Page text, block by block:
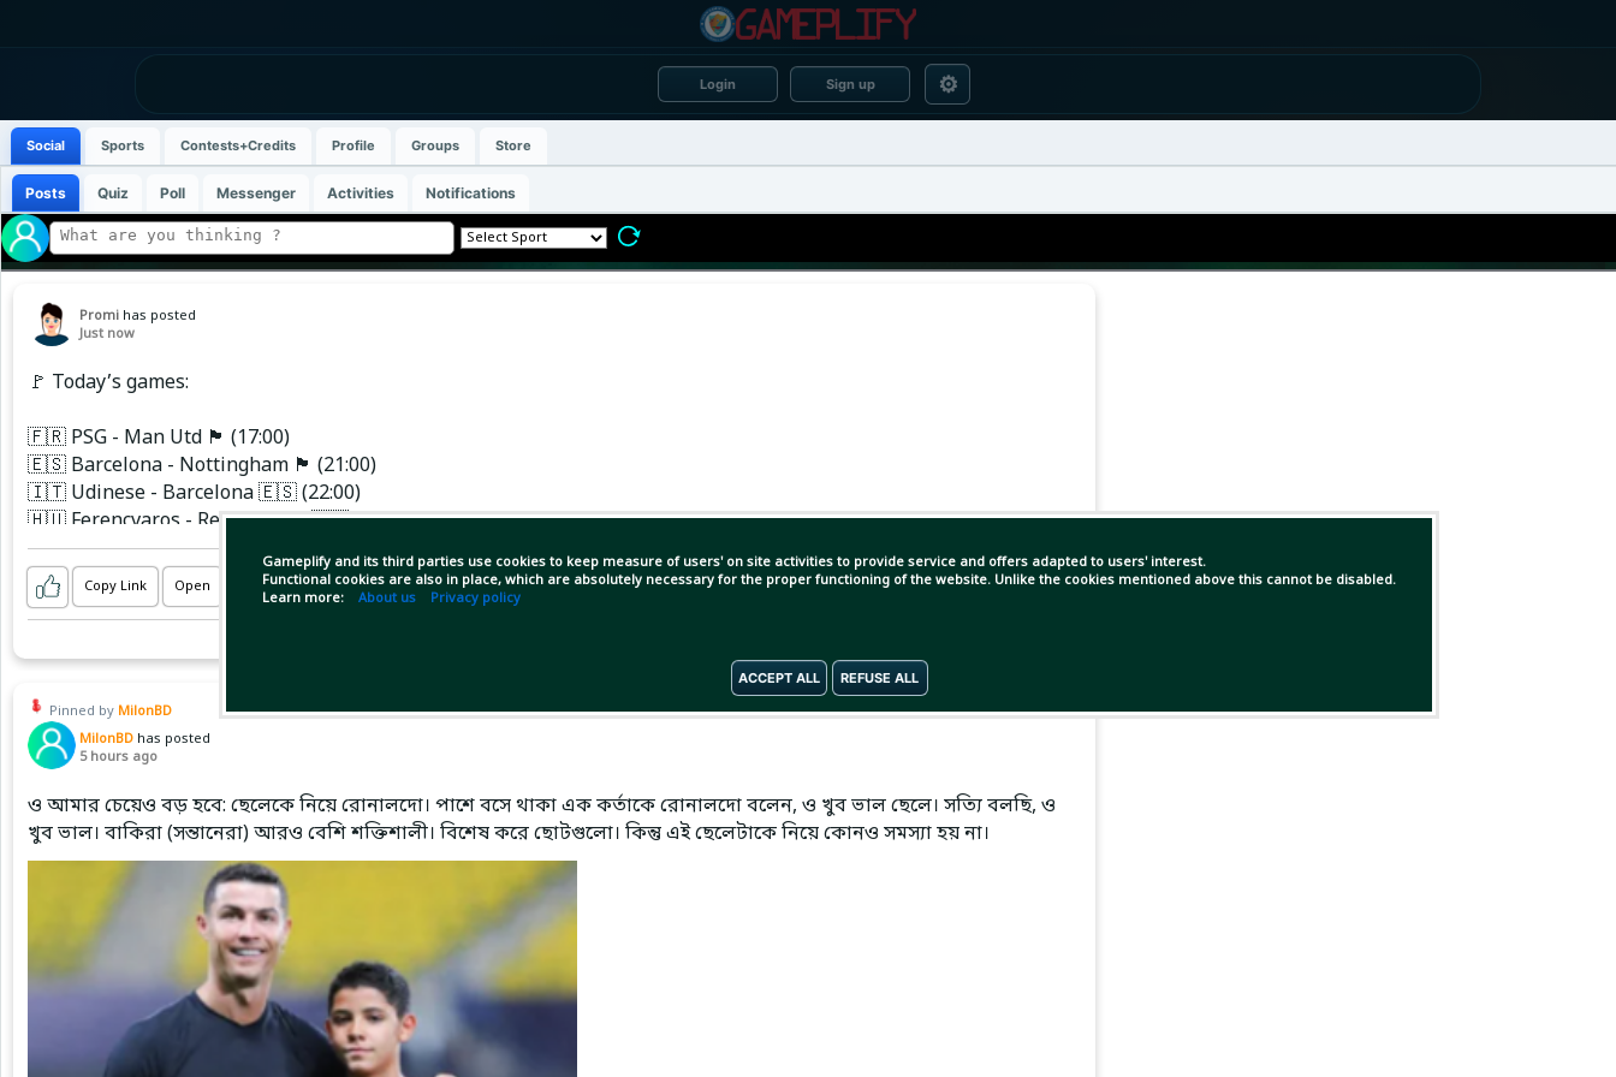
Login Sign up ⚙
Gameplify and its third parties use cookies to keep measure of users' on site activities to provide service and offers adapted to users' interest.
Functional cookies are also in place, which are absolutely necessary for the proper functioning of the website. Unlike the cookies mentioned above this cannot be disabled.
Learn more: About us Privacy policy
ACCEPT ALL REFUSE ALL
Social Sports Contests+Credits Profile Groups Store
Posts Quiz Poll Messenger Activities Notifications
Promi has posted
Just now
🚩 Today’s games:
🇫🇷 PSG - Man Utd 🏴󠁧󠁢󠁥󠁮󠁧󠁿 (17:00)
🇪🇸 Barcelona - Nottingham 🏴󠁧󠁢󠁥󠁮󠁧󠁿 (21:00)
🇮🇹 Udinese - Barcelona 🇪🇸 (22:00)
🇭🇺 Ferencvaros - Real Madrid 🇪🇸 (19:00)
🏴󠁧󠁢󠁥󠁮󠁧󠁿 Chelsea - Milan 🇮🇹 (14:00)
🏴󠁧󠁢󠁥󠁮󠁧
Copy Link Open ...Show more
Pinned by MilonBD
MilonBD has posted
5 hours ago
ও আমার চেয়েও বড় হবে: ছেলেকে নিয়ে রোনালদো। পাশে বসে থাকা এক কর্তাকে রোনালদো বলেন, ও খুব ভাল ছেলে। সত্যি বলছি, ও
খুব ভাল। বাকিরা (সন্তানেরা) আরও বেশি শক্তিশালী। বিশেষ করে ছোটগুলো। কিন্তু এই ছেলেটাকে নিয়ে কোনও সমস্যা হয় না।